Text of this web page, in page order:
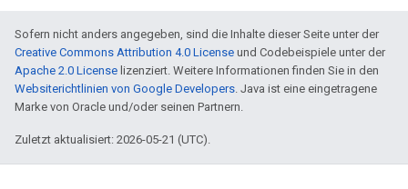
Sofern nicht anders angegeben, sind die Inhalte dieser Seite unter der
Creative Commons Attribution 4.0 License und Codebeispiele unter der
Apache 2.0 License lizenziert. Weitere Informationen finden Sie in den
Websiterichtlinien von Google Developers. Java ist eine eingetragene
Marke von Oracle und/oder seinen Partnern.
Zuletzt aktualisiert: 2026-05-21 (UTC).